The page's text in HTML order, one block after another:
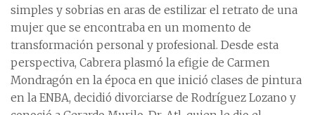
simples y sobrias en aras de estilizar el retrato de una
mujer que se encontraba en un momento de
transformación personal y profesional. Desde esta
perspectiva, Cabrera plasmó la efigie de Carmen
Mondragón en la época en que inició clases de pintura
en la ENBA, decidió divorciarse de Rodríguez Lozano y